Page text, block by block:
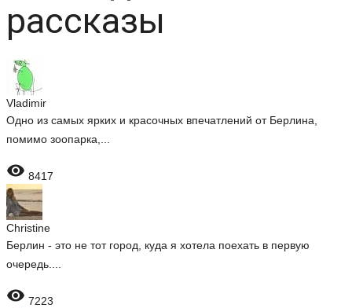
рассказы
Vladimir
Одно из самых ярких и красочных впечатлений от Берлина,
помимо зоопарка,...
 8417
Christine
Берлин - это не тот город, куда я хотела поехать в первую
очередь....
 7223